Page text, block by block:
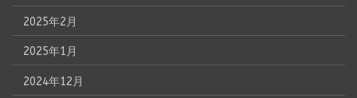
2025年2月
2025年1月
2024年12月